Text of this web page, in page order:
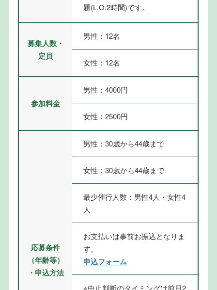
題(L.O.2時間)です。
募集人数・
定員
男性：12名
女性：12名
参加料金
男性：4000円
女性：2500円
応募条件
（年齢等）
・申込方法
男性：30歳から44歳まで
女性：30歳から44歳まで
最少催行人数：男性4人・女性4
人
お支払いは事前お振込となりま
す。
申込フォーム
※中止判断のタイミングは前日2